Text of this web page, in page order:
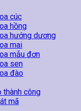
cúc
hồng
hướng dương
mai
mẫu đơn
sen
đào
thành công
mã